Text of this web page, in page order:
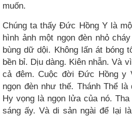
muốn.
Chúng ta thấy Đức Hồng Y là
hình ảnh một ngọn đèn nhỏ
bùng dữ dội. Không lấn át bóng
bền bỉ. Dịu dàng. Kiên nhẫn. Và
cả đêm. Cuộc đời Đức Hồng y
ngọn đèn như thế. Thánh Thể là
Hy vọng là ngọn lửa của nó.
sáng ấy. Và di sản ngài để lại